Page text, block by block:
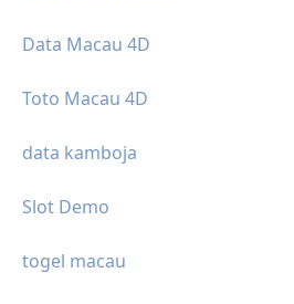
Data Macau 4D
Toto Macau 4D
data kamboja
Slot Demo
togel macau